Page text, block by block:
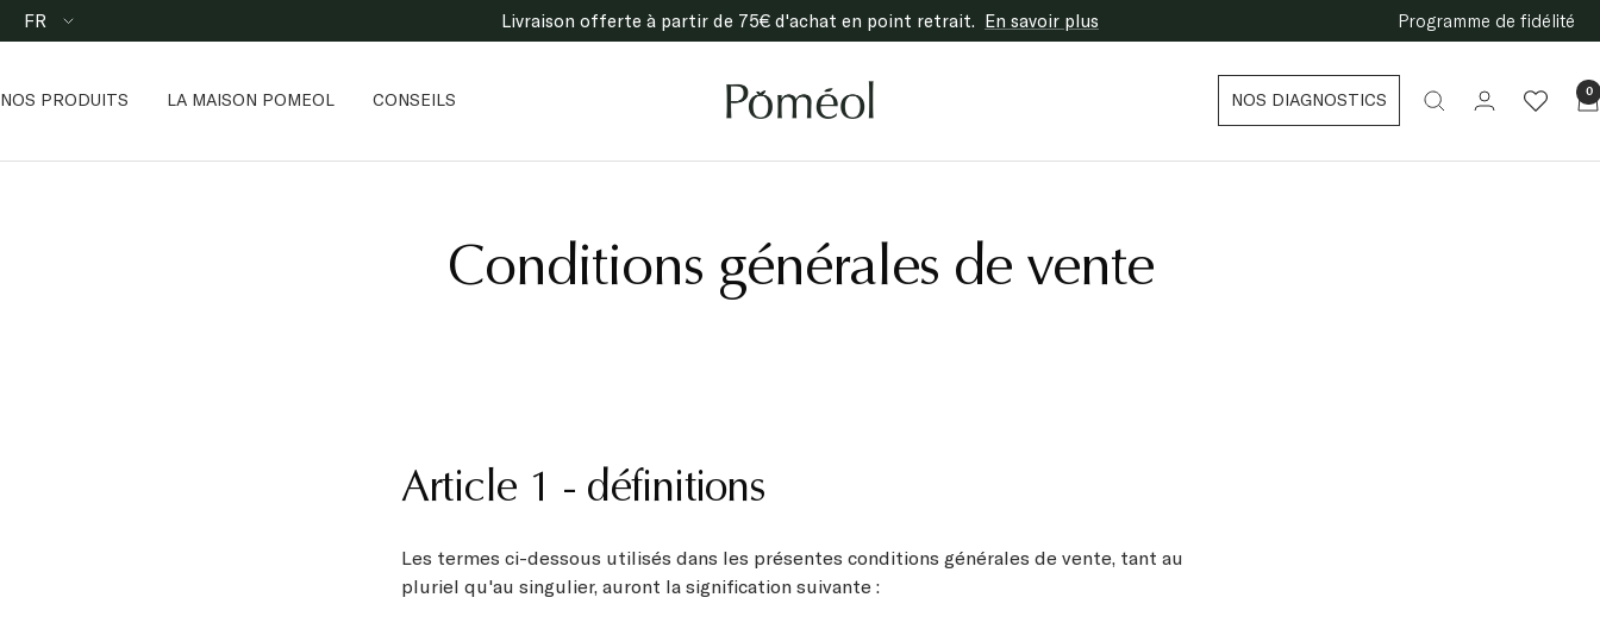
Passer
au
Langue
FR Livraison offerte à partir de 75€ d'achat en point retrait. En savoir plus Programme de fidélité
NOS PRODUITS LA MAISON POMEOL CONSEILS
Poméol
NOS DIAGNOSTICS 0
Conditions générales de vente
Article 1 - définitions
Les termes ci-dessous utilisés dans les présentes conditions générales de vente, tant au
pluriel qu'au singulier, auront la signification suivante :